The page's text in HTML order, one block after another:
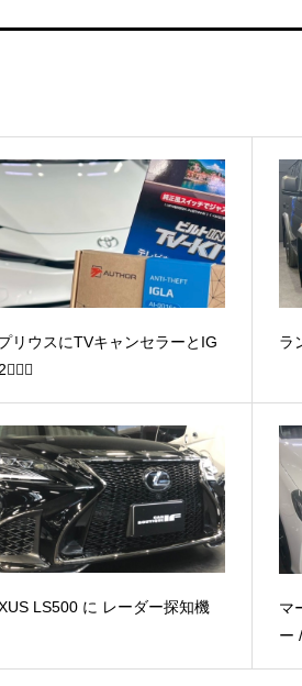
リウスにTVキャンセラーとIG
ラ
LS500 に レーダー探知機
マ
ー